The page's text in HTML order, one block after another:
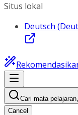
Situs lokal
Deutsch
Cari mata
Cancel